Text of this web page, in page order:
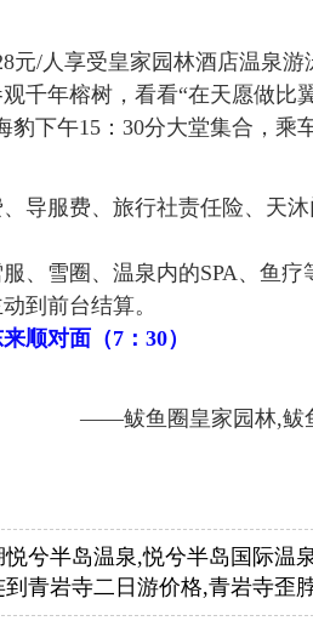
元/人享受皇家园林酒店温泉
千年榕树，看看“在天愿做比
豹下午15：30分大堂集合，乘
导服费、旅行社责任险、天
、雪圈、温泉内的SPA、鱼
到前台结算。
顺对面（7：30）
——鲅鱼圈皇家园林,鲅
悦兮半岛温泉,悦兮半岛国际温
到青岩寺二日游价格,青岩寺歪